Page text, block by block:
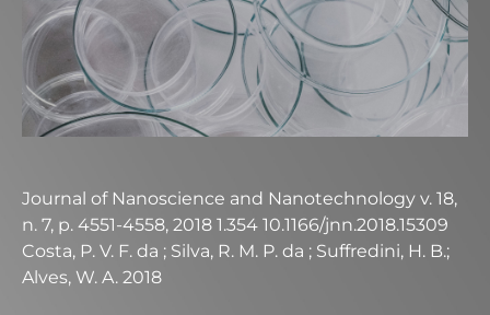
Journal of Nanoscience and Nanotechnology v. 18,
n. 7, p. 4551-4558, 2018 1.354 10.1166/jnn.2018.15309
Costa, P. V. F. da ; Silva, R. M. P. da ; Suffredini, H. B.;
Alves, W. A. 2018